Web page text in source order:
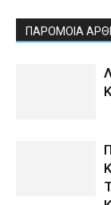
ΠΑΡΟΜΟΙΑ